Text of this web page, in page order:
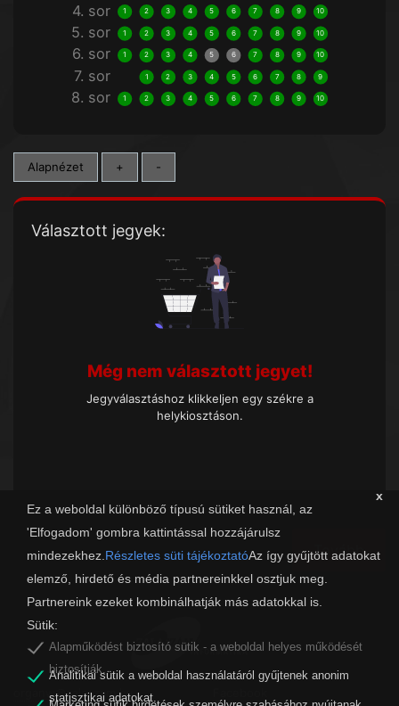
x
Ez a weboldal különböző típusú sütiket használ, az
'Elfogadom' gombra kattintással hozzájárulsz
mindezekhez. Részletes süti tájékoztatóAz így gyűjtött adatokat
elemző, hirdető és média partnereinkkel osztjuk meg.
Partnereink ezeket kombinálhatják más adatokkal is.
Sütik:
Alapműködést biztosító sütik - a weboldal helyes működését
biztosítják.
Analitikai sütik a weboldal használatáról gyűjtenek anonim
statisztikai adatokat.
4. sor 1 2 3 4 5 6 7 8 9 10
5. sor 1 2 3 4 5 6 7 8 9 10
6. sor 1 2 3 4 5 6 7 8 9 10
7. sor 1 2 3 4 5 6 7 8 9
8. sor 1 2 3 4 5 6 7 8 9 10
Alapnézet + -
Választott jegyek:
Még nem választott jegyet!
Jegyválasztáshoz klikkeljen egy székre a
helykiosztáson.
Tovább
organw@zalaszam.hu